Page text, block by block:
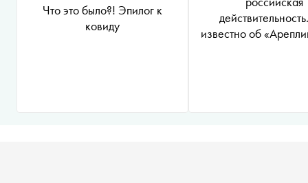
Что это было?! Эпилог к
ковиду
известно об